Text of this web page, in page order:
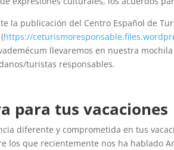
la publicación del Centro Español de
https://
llevaremos en nuestra
turistas responsables.
para tus vacaciones
diferente y comprometida en tus
los que recientemente nos ha hablado